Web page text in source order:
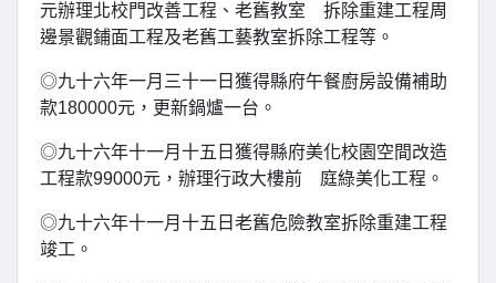
元辦理北校門改善工程、老舊教室 拆除重建工程周
邊景觀鋪面工程及老舊工藝教室拆除工程等。
◎九十六年一月三十一日獲得縣府午餐廚房設備補助
款180000元，更新鍋爐一台。
◎九十六年十一月十五日獲得縣府美化校園空間改造
工程款99000元，辦理行政大樓前 庭綠美化工程。
◎九十六年十一月十五日老舊危險教室拆除重建工程
竣工。